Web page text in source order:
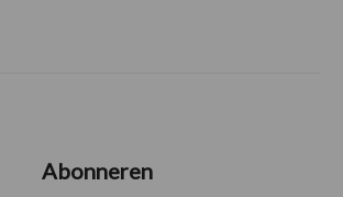
Abonneren